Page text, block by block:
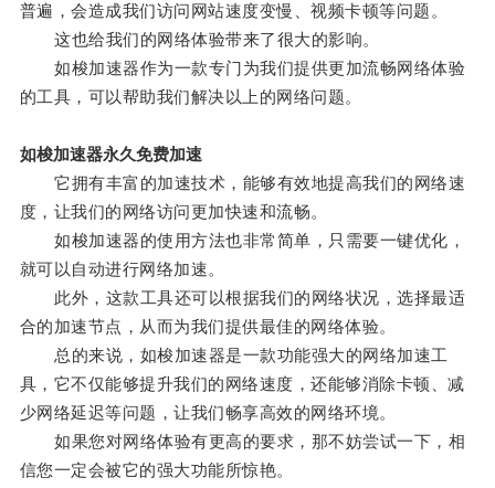
普遍，会造成我们访问网站速度变慢、视频卡顿等问题。
这也给我们的网络体验带来了很大的影响。
如梭加速器作为一款专门为我们提供更加流畅网络体验
的工具，可以帮助我们解决以上的网络问题。
如梭加速器永久免费加速
它拥有丰富的加速技术，能够有效地提高我们的网络速
度，让我们的网络访问更加快速和流畅。
如梭加速器的使用方法也非常简单，只需要一键优化，
就可以自动进行网络加速。
此外，这款工具还可以根据我们的网络状况，选择最适
合的加速节点，从而为我们提供最佳的网络体验。
总的来说，如梭加速器是一款功能强大的网络加速工
具，它不仅能够提升我们的网络速度，还能够消除卡顿、减
少网络延迟等问题，让我们畅享高效的网络环境。
如果您对网络体验有更高的要求，那不妨尝试一下，相
信您一定会被它的强大功能所惊艳。